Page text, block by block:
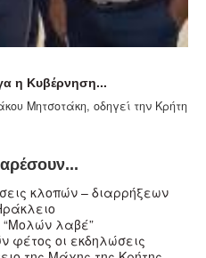
η Κυβέρνηση...
Μητσοτάκη, οδηγεί την Κρήτη
κλοπών – διαρρήξεων
λαβέ”
φέτος οι εκδηλώσεις